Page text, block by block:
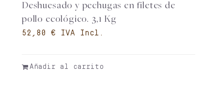
Deshuesado y pechugas en filetes de
pollo ecológico. 3,1 Kg
€
Añadir al carrito